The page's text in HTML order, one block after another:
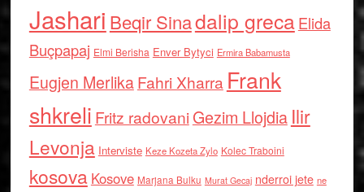
Jashari Beqir Sinadalip grecaElida
Buçpapaj Elmi Berisha Enver Bytyci Ermira Babamusta
Eugjen MerlikaFahri Xharra Frank
shkreli Fritz radovaniGezim Llojdia Ilir
Levonja Interviste Keze Kozeta Zylo Kolec Traboini
kosova Kosove Marjana Bulku Murat Gecaj nderroi jete ne